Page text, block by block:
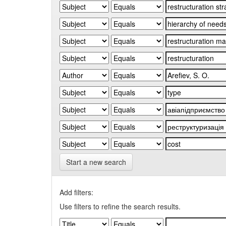
Start a new search
Add filters:
Use filters to refine the search results.